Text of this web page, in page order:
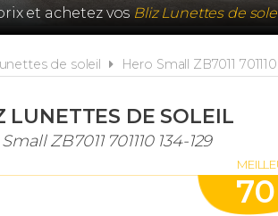
et achetez vos Bliz Lunettes de
de soleil Hero Small ZB7011 701110
LUNETTES DE SOLEIL
ZB7011 701110 134-129
70